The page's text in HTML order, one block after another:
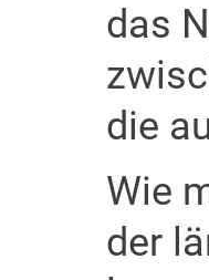
das
die
Wie
der